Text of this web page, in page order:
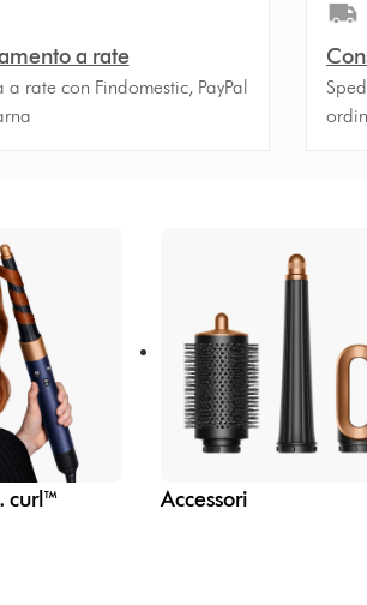
a rate
a rate con Findomestic, PayPal
curl™ Accessori